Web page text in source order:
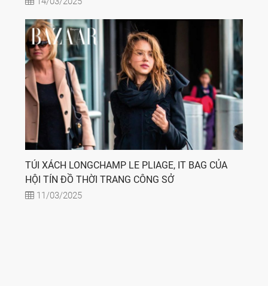
TÚI XÁCH LONGCHAMP LE PLIAGE, IT BAG CỦA
HỘI TÍN ĐỒ THỜI TRANG CÔNG SỞ
11/03/2025